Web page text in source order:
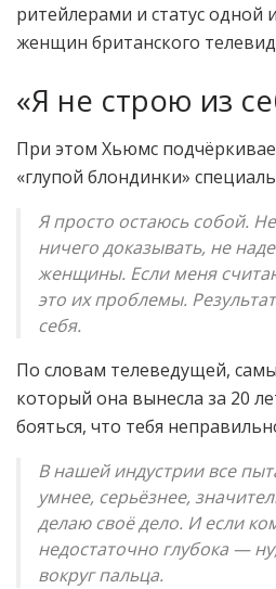
ритейлерами и статус одной
женщин британского
«Я не строю из
При этом Хьюмс
«глупой блондинки»
Я просто остаюсь собой.
ничего доказывать, не
женщины. Если меня
это их проблемы.
себя.
По словам телеведущей,
который она вынесла за 20
бояться, что тебя
В нашей индустрии все
умнее, серьёзнее,
делаю своё дело. И если
недостаточно глубока —
вокруг пальца.